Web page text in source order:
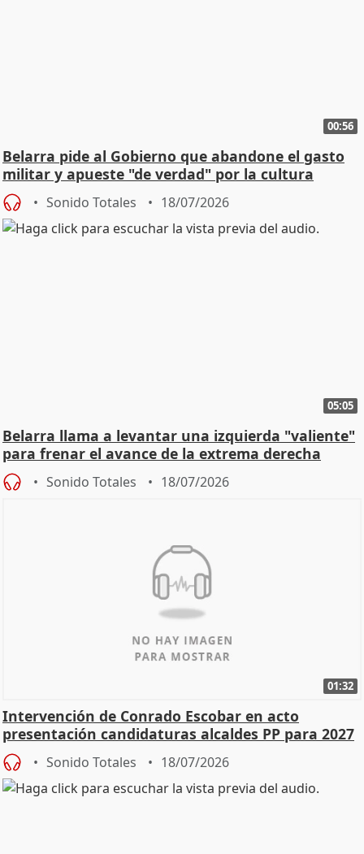
00:56
Belarra pide al Gobierno que abandone el gasto
militar y apueste "de verdad" por la cultura
Sonido Totales 18/07/2026
05:05
Belarra llama a levantar una izquierda "valiente"
para frenar el avance de la extrema derecha
Sonido Totales 18/07/2026
01:32
Intervención de Conrado Escobar en acto
presentación candidaturas alcaldes PP para 2027
Sonido Totales 18/07/2026